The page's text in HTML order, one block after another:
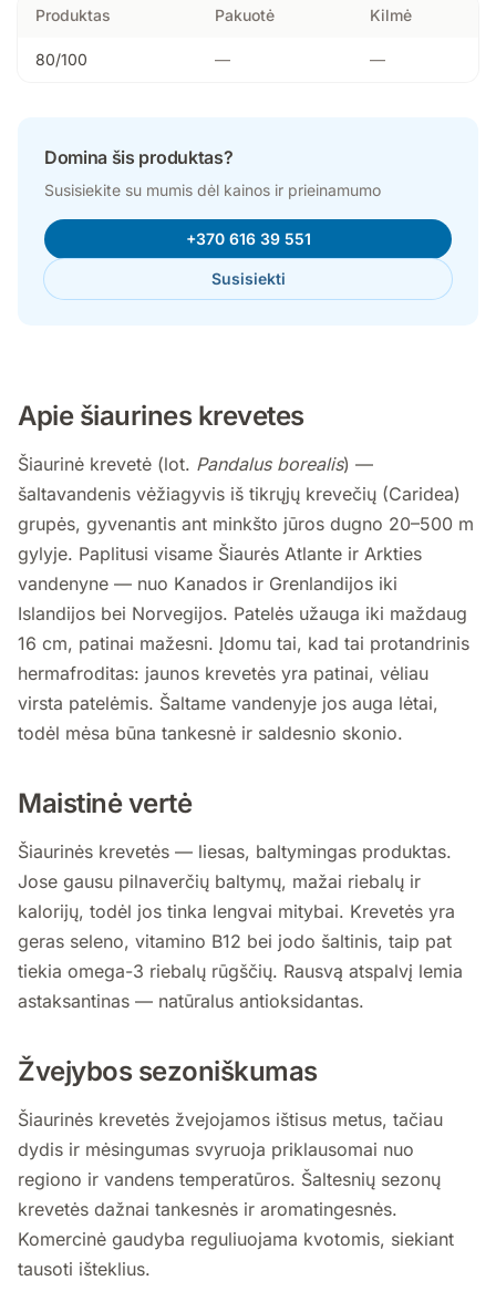
Produktas Pakuotė Kilmė
80/100 — —
Domina šis produktas?
Susisiekite su mumis dėl kainos ir prieinamumo
+370 616 39 551
Susisiekti
Apie šiaurines krevetes
Šiaurinė krevetė (lot. Pandalus borealis) —
šaltavandenis vėžiagyvis iš tikrųjų krevečių (Caridea)
grupės, gyvenantis ant minkšto jūros dugno 20–500 m
gylyje. Paplitusi visame Šiaurės Atlante ir Arkties
vandenyne — nuo Kanados ir Grenlandijos iki
Islandijos bei Norvegijos. Patelės užauga iki maždaug
16 cm, patinai mažesni. Įdomu tai, kad tai protandrinis
hermafroditas: jaunos krevetės yra patinai, vėliau
virsta patelėmis. Šaltame vandenyje jos auga lėtai,
todėl mėsa būna tankesnė ir saldesnio skonio.
Maistinė vertė
Šiaurinės krevetės — liesas, baltymingas produktas.
Jose gausu pilnaverčių baltymų, mažai riebalų ir
kalorijų, todėl jos tinka lengvai mitybai. Krevetės yra
geras seleno, vitamino B12 bei jodo šaltinis, taip pat
tiekia omega-3 riebalų rūgščių. Rausvą atspalvį lemia
astaksantinas — natūralus antioksidantas.
Žvejybos sezoniškumas
Šiaurinės krevetės žvejojamos ištisus metus, tačiau
dydis ir mėsingumas svyruoja priklausomai nuo
regiono ir vandens temperatūros. Šaltesnių sezonų
krevetės dažnai tankesnės ir aromatingesnės.
Komercinė gaudyba reguliuojama kvotomis, siekiant
tausoti išteklius.